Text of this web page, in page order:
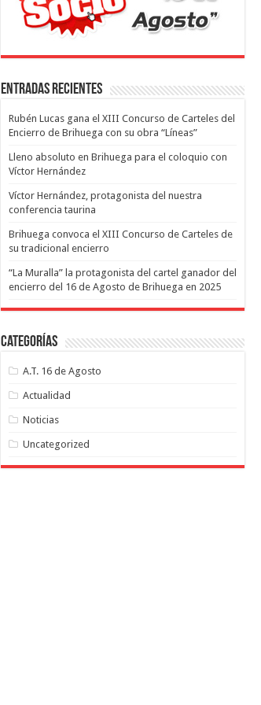
Entradas recientes
Rubén Lucas gana el XIII Concurso de Carteles del
Encierro de Brihuega con su obra “Líneas”
Lleno absoluto en Brihuega para el coloquio con
Víctor Hernández
Víctor Hernández, protagonista del nuestra
conferencia taurina
Brihuega convoca el XIII Concurso de Carteles de
su tradicional encierro
“La Muralla” la protagonista del cartel ganador del
encierro del 16 de Agosto de Brihuega en 2025
Categorías
A.T. 16 de Agosto
Actualidad
Noticias
Uncategorized